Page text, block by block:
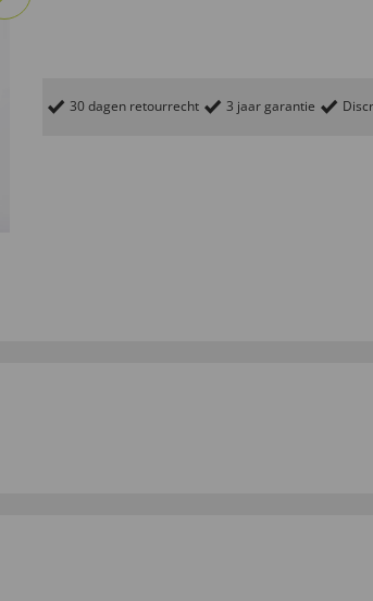
30 dagen retourrecht 3 jaar garantie